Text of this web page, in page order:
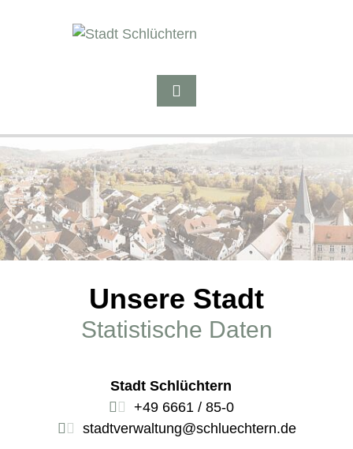
Unsere Stadt
Statistische Daten
Stadt Schlüchtern
+49 6661 / 85-0
stadtverwaltung@schluechtern.de